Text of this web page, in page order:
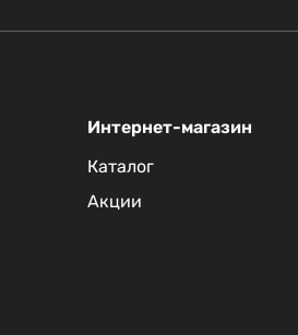
Интернет-магазин
Каталог
Акции